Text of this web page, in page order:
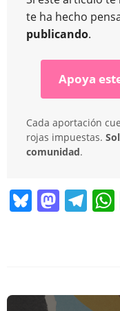
te ha hecho
publicando.
Apoya
Cada aportación
rojas impuestas.
comunidad.
Bl
y
M
d
T
a